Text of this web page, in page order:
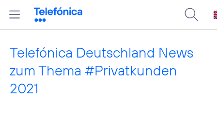
Telefónica Deutschland News
zum Thema #Privatkunden
2021